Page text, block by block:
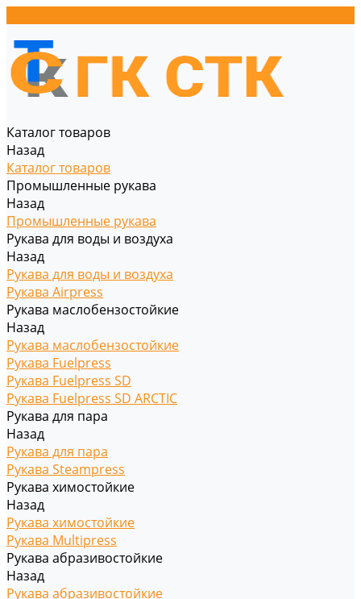
Каталог товаров
Назад
Каталог товаров
Промышленные рукава
Назад
Промышленные рукава
Рукава для воды и воздуха
Назад
Рукава для воды и воздуха
Рукава Airpress
Рукава маслобензостойкие
Назад
Рукава маслобензостойкие
Рукава Fuelpress
Рукава Fuelpress SD
Рукава Fuelpress SD ARCTIC
Рукава для пара
Назад
Рукава для пара
Рукава Steampress
Рукава химостойкие
Назад
Рукава химостойкие
Рукава Multipress
Рукава абразивостойкие
Назад
Рукава абразивостойкие